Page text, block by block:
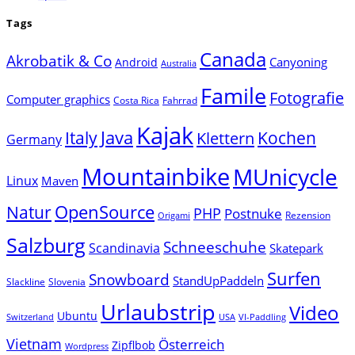
Tags
Akrobatik & Co Android Australia Canada Canyoning
Computer graphics Costa Rica Fahrrad Famile Fotografie
Germany Italy Java Kajak Klettern Kochen
Linux Maven MountainbikeMUnicycle
NaturOpenSource Origami PHP Postnuke Rezension
SalzburgScandinavia Schneeschuhe Skatepark
Slackline Slovenia Snowboard StandUpPaddeln Surfen
Switzerland Ubuntu Urlaubstrip USA VI-Paddling Video
Vietnam Wordpress Zipflbob Österreich